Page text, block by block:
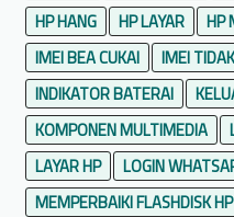
HP HANG
HP LAYAR HP
IMEI BEA CUKAI
IMEI
INDIKATOR BATERAI
KOMPONEN MULTIMEDIA
LAYAR HP
LOGIN
MEMPERBAIKI FLASHDISK HP